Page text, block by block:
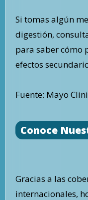
Si tomas algún
digestión,
para saber cómo
efectos
Fuente: Mayo
Conoce
Gracias a las
internacionales,